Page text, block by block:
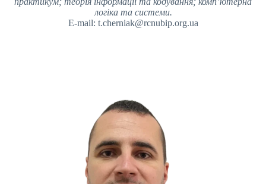
логіка та системи.
E-mail: t.cherniak@rcnubip.org.ua